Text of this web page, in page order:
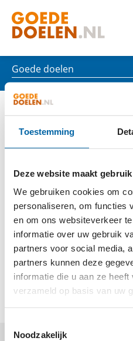
Toestemming
Deze website maakt
We gebruiken cookies om
personaliseren, om functies
en om ons websiteverkeer
informatie over uw gebruik
partners voor social media,
partners kunnen deze
informatie die u aan ze
verzameld op basis van uw
Noodzakelijk
Goede doelen
NATUUR EN
ZUID-HOLLAND
De Natuur en
komt op voor een
provincie Zuid-Holland.